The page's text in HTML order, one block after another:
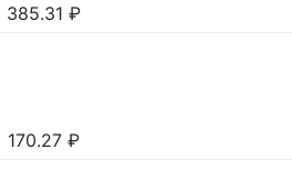
385.31 ₽
170.27 ₽